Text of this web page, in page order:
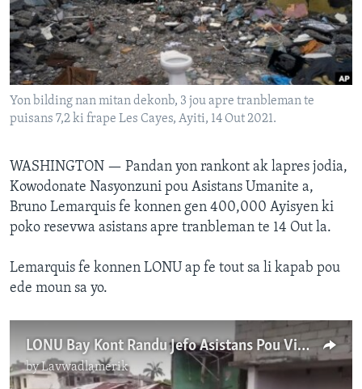
Languages
Yon bilding nan mitan dekonb, 3 jou apre tranbleman te
puisans 7,2 ki frape Les Cayes, Ayiti, 14 Out 2021.
WASHINGTON — Pandan yon rankont ak lapres jodia,
Kowodonate Nasyonzuni pou Asistans Umanite a,
Bruno Lemarquis fe konnen gen 400,000 Ayisyen ki
poko resevwa asistans apre tranbleman te 14 Out la.
Lemarquis fe konnen LONU ap fe tout sa li kapab pou
ede moun sa yo.
LONU Bay Kont Randu Jefo Asistans Pou Viktim Tranbleman Te a
byLavwadlamerik